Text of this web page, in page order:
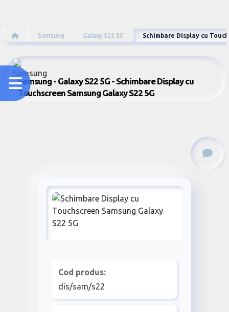
Samsung Galaxy S22 5G Schimbare Display cu
Samsung - Galaxy S22 5G - Schimbare Display cu
Touchscreen Samsung Galaxy S22 5G
Cod produs:
dis/sam/s22